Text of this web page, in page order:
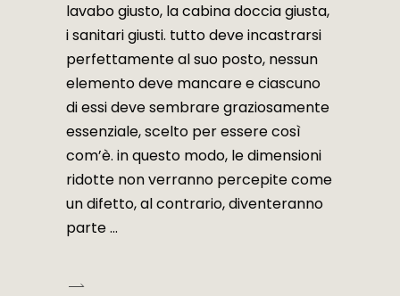
lavabo giusto, la cabina doccia giusta,
i sanitari giusti. tutto deve incastrarsi
perfettamente al suo posto, nessun
elemento deve mancare e ciascuno
di essi deve sembrare graziosamente
essenziale, scelto per essere così
com’è. in questo modo, le dimensioni
ridotte non verranno percepite come
un difetto, al contrario, diventeranno
parte